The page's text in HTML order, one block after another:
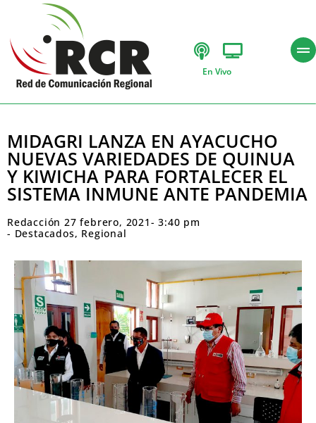
En Vivo
MIDAGRI LANZA EN AYACUCHO
NUEVAS VARIEDADES DE QUINUA
Y KIWICHA PARA FORTALECER EL
SISTEMA INMUNE ANTE PANDEMIA
Redacción 27 febrero, 2021- 3:40 pm
- Destacados, Regional